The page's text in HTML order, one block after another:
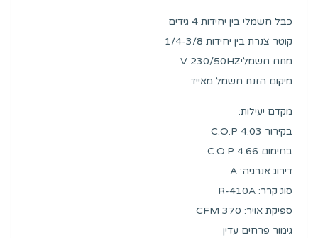
כבל חשמלי בין יחידות 4 גידים
קוטר צנרת בין יחידות 1/4-3/8
מתח חשמליV 230/50HZ
מיקום הזנת חשמל מאייד
מקדם יעילות:
בקירור C.O.P 4.03
בחימום C.O.P 4.66
דירוג אנרגיה: A
סוג קרר: R-410A
ספיקת אויר: CFM 370
גימור פרחים עדין